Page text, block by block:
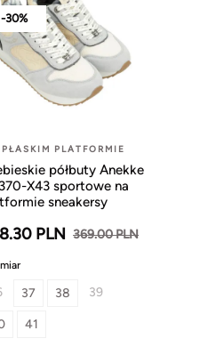
-30%
PLATFORMIE
półbuty Anekke
X43 sportowe na
sneakersy
PLN 369.00 PLN
37 38 39
41